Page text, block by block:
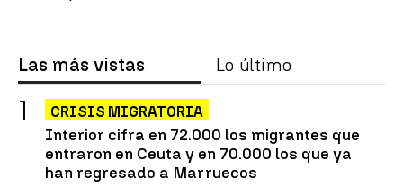
Las más vistas Lo último
CRISIS MIGRATORIA
Interior cifra en 72.000 los migrantes que
entraron en Ceuta y en 70.000 los que ya
han regresado a Marruecos